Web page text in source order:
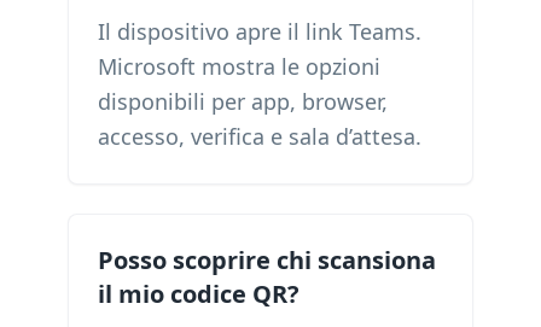
Il dispositivo apre il link Teams.
Microsoft mostra le opzioni
disponibili per app, browser,
accesso, verifica e sala d’attesa.
Posso scoprire chi scansiona
il mio codice QR?